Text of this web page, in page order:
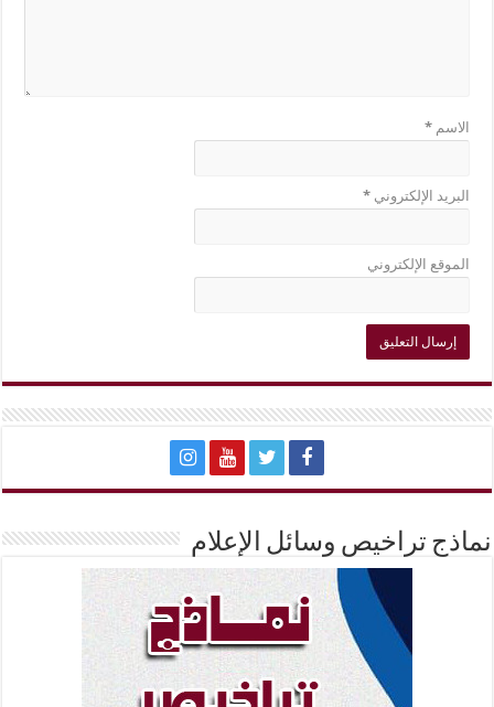
الاسم*
البريد الإلكتروني*
الموقع الإلكتروني
نماذج تراخيص وسائل الإعلام